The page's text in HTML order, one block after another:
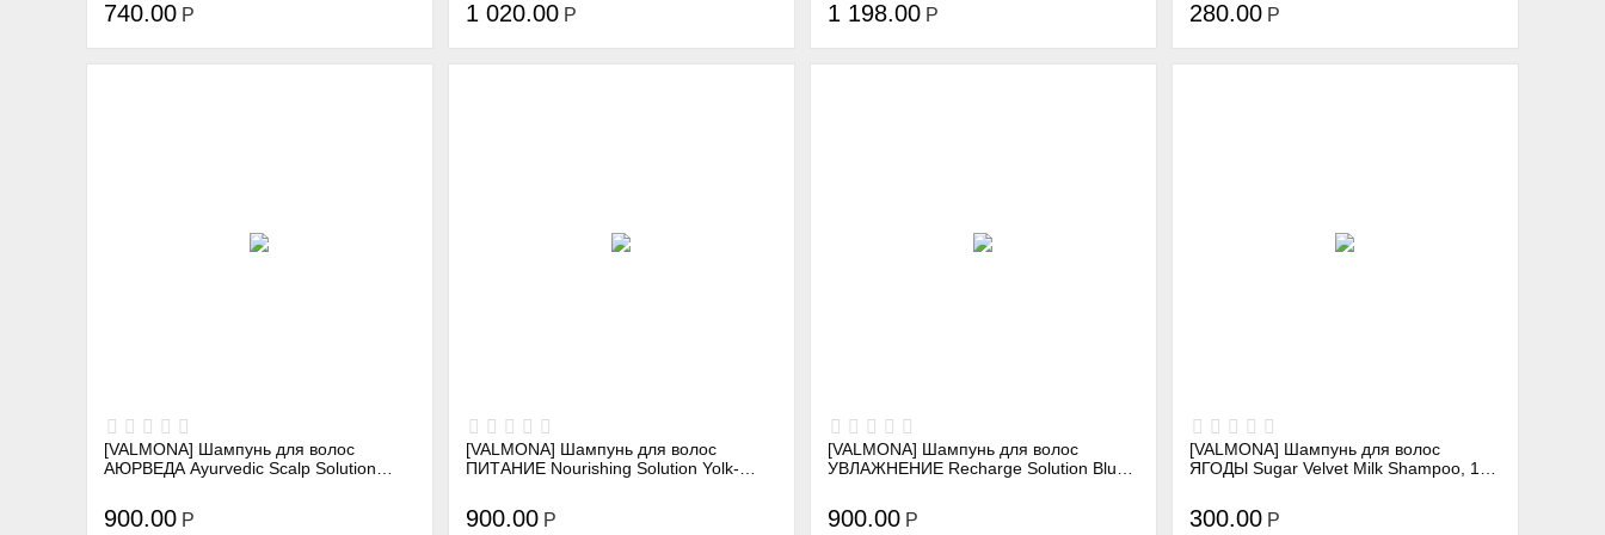
740.00 Р 1 020.00 Р 1 198.00 Р 280.00 Р
[VALMONA] Шампунь для волос
АЮРВЕДА Ayurvedic Scalp Solution
900.00 Р
[VALMONA] Шампунь для волос
ПИТАНИЕ Nourishing Solution Yolk-
900.00 Р
[VALMONA] Шампунь для волос
УВЛАЖНЕНИЕ Recharge Solution Blue
900.00 Р
[VALMONA] Шампунь для волос
ЯГОДЫ Sugar Velvet Milk Shampoo, 100
300.00 Р